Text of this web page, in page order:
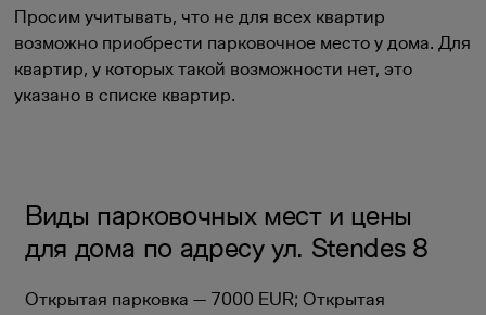
Просим учитывать, что не для всех квартир
возможно приобрести парковочное место у дома. Для
квартир, у которых такой возможности нет, это
указано в списке квартир.
Виды парковочных мест и цены
для дома по адресу ул. Stendes 8
Открытая парковка — 7000 EUR; Открытая